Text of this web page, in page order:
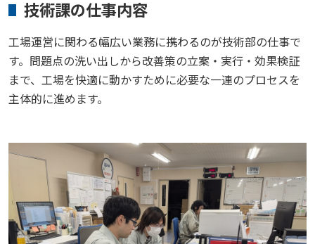
技術課の仕事内容
工場運営に関わる幅広い業務に携わるのが技術部の仕事で
す。問題点の洗い出しから改善策の立案・実行・効果検証
まで、工場を快適に動かすために必要な一連のプロセスを
主体的に進めます。